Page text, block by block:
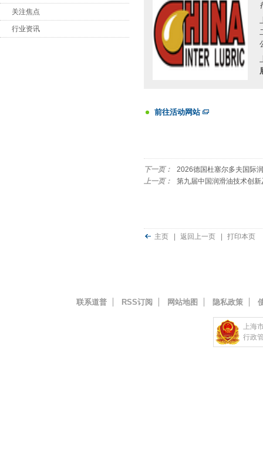
关注焦点
行业资讯
前往活动网站
下一页：
2026德国杜塞尔多夫国际
上一页：
第九届中国润滑油技术创
主页 返回上一页 打印本页
联系道普 RSS订阅 网站地图 隐私政策
上海
行政